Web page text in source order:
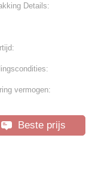
Details:
vermogen:
Beste prijs